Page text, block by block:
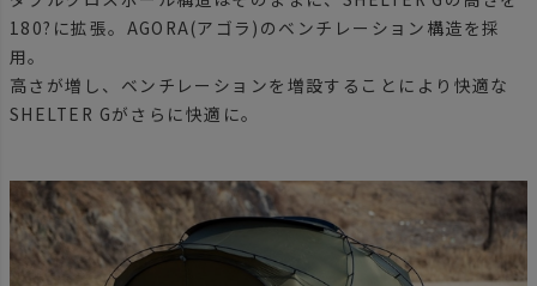
180?に拡張。AGORA(アゴラ)のベンチレーション構造を採
用。
高さが増し、ベンチレーションを増設することにより快適な
SHELTER Gがさらに快適に。